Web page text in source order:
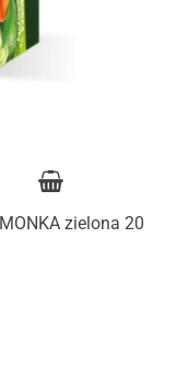
zielona 20